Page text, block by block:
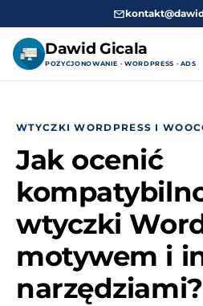
Dawid Gicala
POZYCJONOWANIE · WORDPRESS · ADS
treściWTYCZKI WORDPRESS I
Jak ocenić
wtyczki
motywem i
narzędziami?